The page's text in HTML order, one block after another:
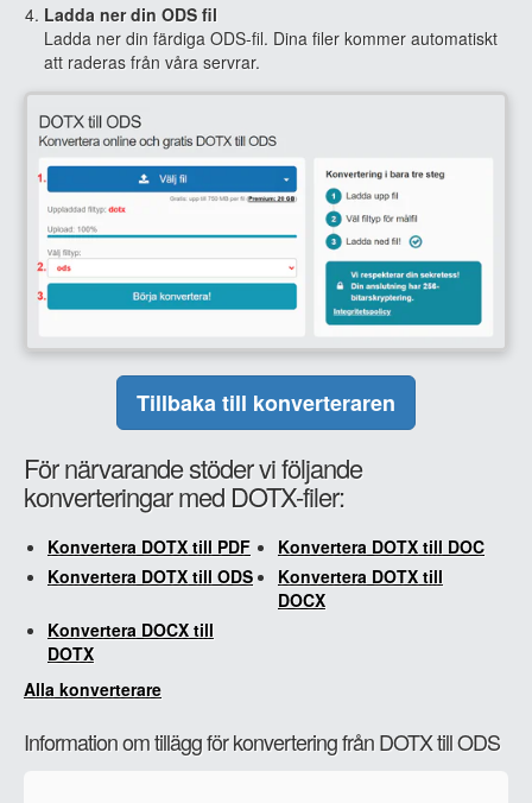
Ladda ner din ODS fil
Ladda ner din färdiga ODS-fil. Dina filer kommer automatiskt
att raderas från våra servrar.
Tillbaka till konverteraren
För närvarande stöder vi följande
konverteringar med DOTX-filer:
Konvertera DOTX till PDF
Konvertera DOTX till DOC
Konvertera DOTX till ODS
Konvertera DOTX till
DOCX
Konvertera DOCX till
DOTX
Alla konverterare
Information om tillägg för konvertering från DOTX till ODS